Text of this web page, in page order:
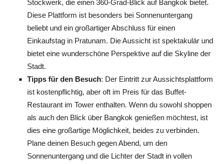
Stockwerk, die einen 360-Grad-Blick auf Bangkok bietet.
Diese Plattform ist besonders bei Sonnenuntergang
beliebt und ein großartiger Abschluss für einen
Einkaufstag in Pratunam. Die Aussicht ist spektakulär und
bietet eine wunderschöne Perspektive auf die Skyline der
Stadt.
Tipps für den Besuch: Der Eintritt zur Aussichtsplattform
ist kostenpflichtig, aber oft im Preis für das Buffet-
Restaurant im Tower enthalten. Wenn du sowohl shoppen
als auch den Blick über Bangkok genießen möchtest, ist
dies eine großartige Möglichkeit, beides zu verbinden.
Plane deinen Besuch gegen Abend, um den
Sonnenuntergang und die Lichter der Stadt in vollen